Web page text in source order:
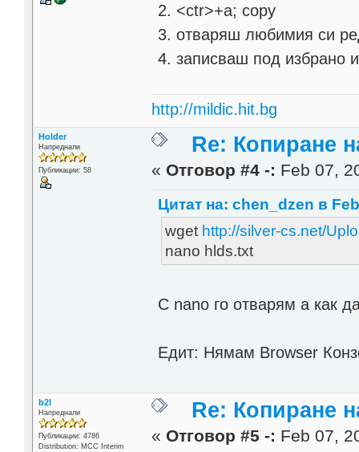
2. <ctr>+a; copy
3. отваряш любимия си
4. записваш под избрано
http://mildic.hit.bg
Holder
Напреднали
Публикации: 58
Re: Копиране
« Отговор #4 -: Feb 07,
Цитат на: chen_dzen в
wget http://silver-cs.net/
nano hlds.txt
С nano го отварям а как
Едит: Нямам Browser
b2l
Напреднали
Публикации: 4786
Distribution: MCC Interim
Re: Копиране
« Отговор #5 -: Feb 07,